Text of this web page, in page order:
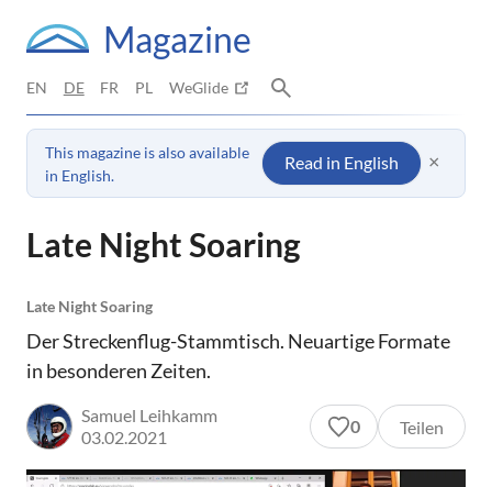
Magazine
EN DE FR PL WeGlide
This magazine is also available
in English.
Read in English ×
Late Night Soaring
Late Night Soaring
Der Streckenflug-Stammtisch. Neuartige Formate
in besonderen Zeiten.
Samuel Leihkamm
03.02.2021
0 Teilen